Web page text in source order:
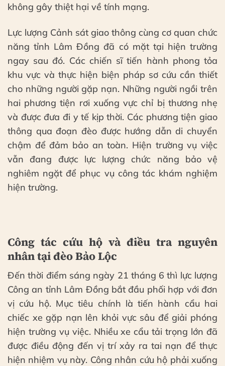
không gây thiệt hại về tính mạng.
Lực lượng Cảnh sát giao thông cùng cơ quan chức
năng tỉnh Lâm Đồng đã có mặt tại hiện trường
ngay sau đó. Các chiến sĩ tiến hành phong tỏa
khu vực và thực hiện biện pháp sơ cứu cần thiết
cho những người gặp nạn. Những người ngồi trên
hai phương tiện rơi xuống vực chỉ bị thương nhẹ
và được đưa đi y tế kịp thời. Các phương tiện giao
thông qua đoạn đèo được hướng dẫn di chuyển
chậm để đảm bảo an toàn. Hiện trường vụ việc
vẫn đang được lực lượng chức năng bảo vệ
nghiêm ngặt để phục vụ công tác khám nghiệm
hiện trường.
Công tác cứu hộ và điều tra nguyên
nhân tại đèo Bảo Lộc
Đến thời điểm sáng ngày 21 tháng 6 thì lực lượng
Công an tỉnh Lâm Đồng bắt đầu phối hợp với đơn
vị cứu hộ. Mục tiêu chính là tiến hành cẩu hai
chiếc xe gặp nạn lên khỏi vực sâu để giải phóng
hiện trường vụ việc. Nhiều xe cẩu tải trọng lớn đã
được điều động đến vị trí xảy ra tai nạn để thực
hiện nhiệm vụ này. Công nhân cứu hộ phải xuống